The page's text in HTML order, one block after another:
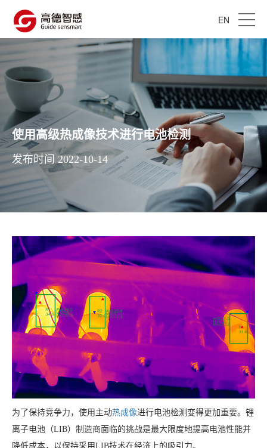
EN
使用高级热成像技术进行电池检测
发布时间 2022-10-14
为了保持竞争力，使用主动热成像进行电池检测变得更加重要。锂
离子电池（LIB）制造商面临的挑战是最大限度地提高电池性能并
降低成本，以保持采用LIB技术在经济上的吸引力。